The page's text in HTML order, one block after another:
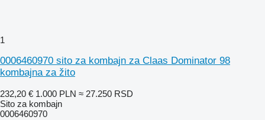
1
0006460970 sito za kombajn za Claas Dominator 98
kombajna za žito
232,20 € 1.000 PLN ≈ 27.250 RSD
Sito za kombajn
0006460970